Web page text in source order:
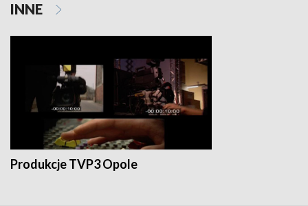
INNE
Produkcje TVP3 Opole